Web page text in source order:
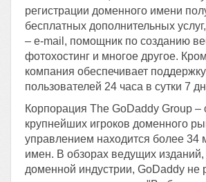
регистрации доменного имени
бесплатных дополнительных
– e-mail, помощник по созданию
фотохостинг и многое другое.
компания обеспечивает поддержку
пользователей 24 часа в сутки 7
Корпорация The GoDaddy Group –
крупнейших игроков доменного
управлением находится более 34
имен. В обзорах ведущих
доменной индустрии, GoDaddy не